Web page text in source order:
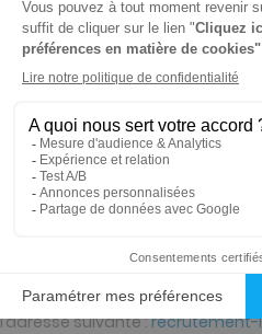
Magento et le modèle EAV.
Services Varnish, Apache
configuration.
HTML et CSS.
Vous êtes rigoureux(se) et
Vous êtes force de proposition.
Vous faites preuve de
en équipe.
Poste à pourvoir rapidement en
Faites sourire votre avenir !
Merci d’adresser vos curriculum
l’adresse suivante :recrutement-